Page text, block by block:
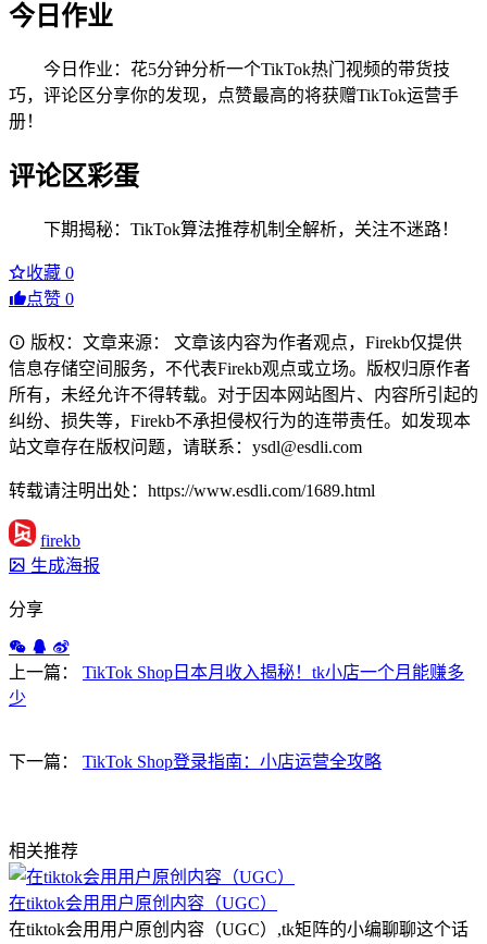
今日作业
今日作业：花5分钟分析一个TikTok热门视频的带货技
巧，评论区分享你的发现，点赞最高的将获赠TikTok运营手
册！
评论区彩蛋
下期揭秘：TikTok算法推荐机制全解析，关注不迷路！
收藏 0
点赞 0
版权：文章来源： 文章该内容为作者观点，Firekb仅提供
信息存储空间服务，不代表Firekb观点或立场。版权归原作者
所有，未经允许不得转载。对于因本网站图片、内容所引起的
纠纷、损失等，Firekb不承担侵权行为的连带责任。如发现本
站文章存在版权问题，请联系：ysdl@esdli.com
转载请注明出处：https://www.esdli.com/1689.html
firekb
生成海报
分享
上一篇：
TikTok Shop日本月收入揭秘！tk小店一个月能赚多
少
下一篇： TikTok Shop登录指南：小店运营全攻略
相关推荐
在tiktok会用用户原创内容（UGC）
在tiktok会用用户原创内容（UGC）,tk矩阵的小编聊聊这个话